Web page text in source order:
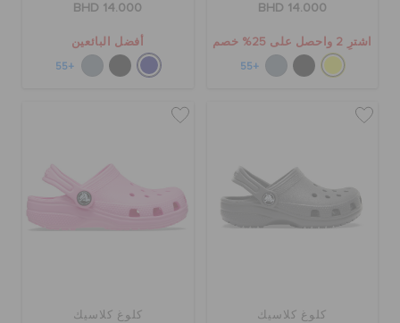
BHD 14.000
اشترِ 2 واحصل على 25% خصم
+55
BHD 14.000
أفضل البائعين
+55
كلوغ كلاسيك كلوغ كلاسيك